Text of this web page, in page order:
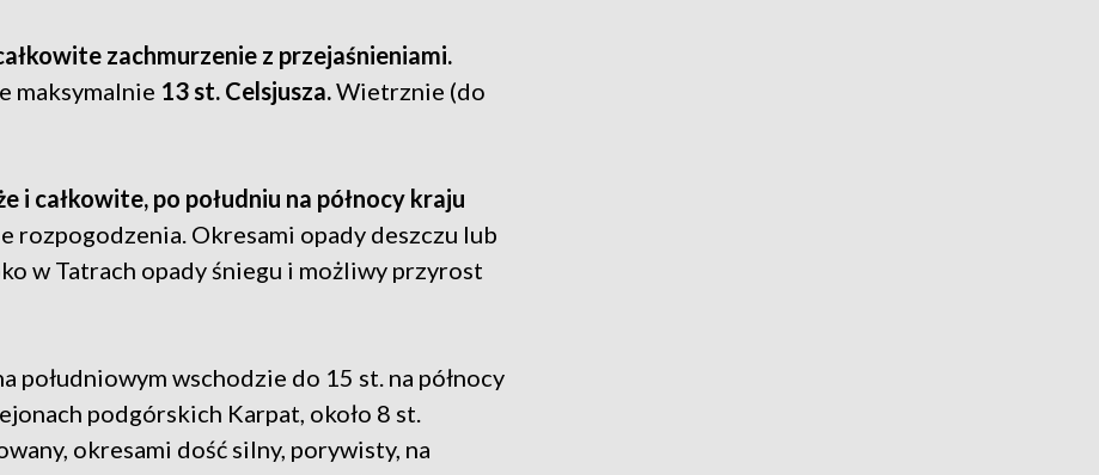
zachmurzenie z przejaśnieniami.
maksymalnie 13 st. Celsjusza.Wietrznie (do
i całkowite, po południu na północy kraju
rozpogodzenia. Okresami opady deszczu lub
w Tatrach opady śniegu i możliwy przyrost
południowym wschodzie do 15 st. na północy
podgórskich Karpat, około 8 st.
okresami dość silny, porywisty, na